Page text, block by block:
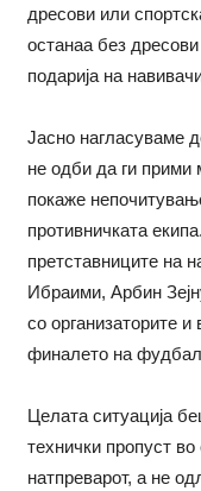
дресови или
останаа без
подарија на
Јасно нагласуваме
не одби да ги
покаже
противничката
претставниците на
Ибраими, Арбин
со организаторите
финалето на
Целата ситуација
технички пропуст
натпреварот, а не